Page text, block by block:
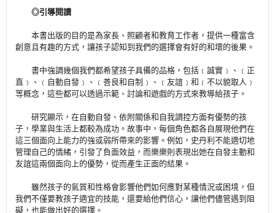
◎引導閱讀
本書出版的目的是為家長、照顧者和教育工作者，提供一種富含
創意且有趣的方式，讓孩子認知到我們的選擇會有好的和壞的後果。
書中強調幾個我們都希望孩子具備的品格，包括﹝誠實﹞、﹝正
直﹞、﹝自動自發﹞、﹝善良和自制﹞、﹝友誼﹞和﹝不以貌取人﹞
等概念，這些都可以透過示範、討論和遊戲的方式來教導給孩子。
研究顯示，在自動自發、依附關係和自我調控方面有優勢的孩
子，學業與生活上都較為成功。故事中，每個角色都各自展現他們在
這三個面向上能力的強或弱所帶來的影響。例如，史丹利不能適切地
管理自己的情緒，引發了負面效益，而樂樂則表現出她在自發主動和
友誼這兩個面向上的優勢，從而產生正面的結果。
雖然孩子的氣質和性格會影響他們如何應對某種情況或困境，但
我們不僅要教孩子適宜的技能，還要給他們信心，讓他們儘管遇到阻
礙，也能做出好的選擇。